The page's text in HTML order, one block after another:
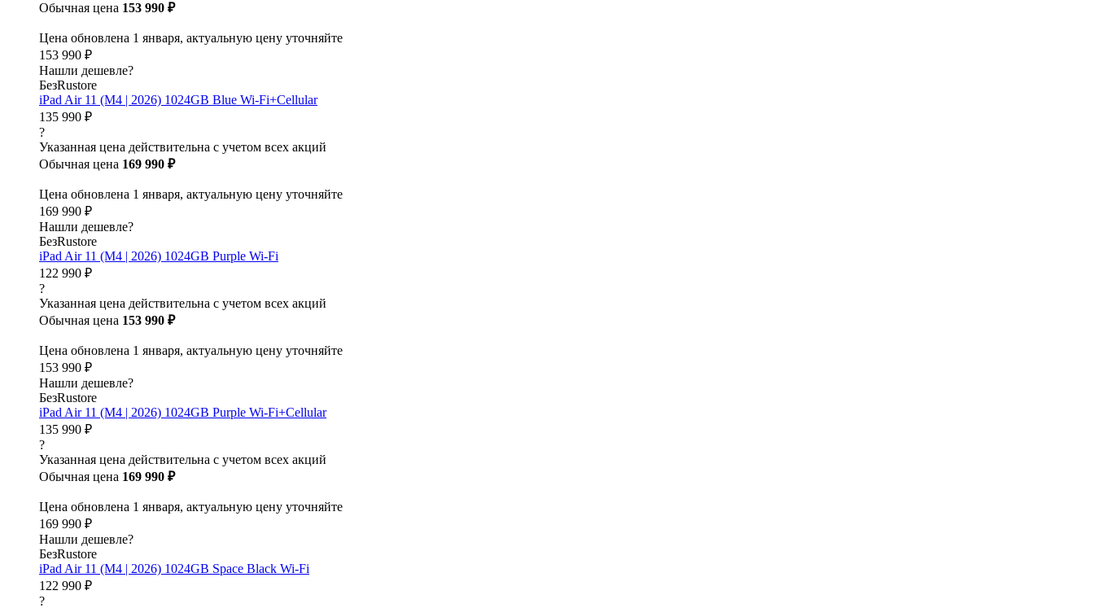
Обычная цена 153 990 ₽
Цена обновлена 1 января, актуальную цену уточняйте
153 990 ₽
Нашли дешевле?
БезRustore
iPad Air 11 (M4 | 2026) 1024GB Blue Wi-Fi+Cellular
135 990 ₽
?
Указанная цена действительна с учетом всех акций
Обычная цена 169 990 ₽
Цена обновлена 1 января, актуальную цену уточняйте
169 990 ₽
Нашли дешевле?
БезRustore
iPad Air 11 (M4 | 2026) 1024GB Purple Wi-Fi
122 990 ₽
?
Указанная цена действительна с учетом всех акций
Обычная цена 153 990 ₽
Цена обновлена 1 января, актуальную цену уточняйте
153 990 ₽
Нашли дешевле?
БезRustore
iPad Air 11 (M4 | 2026) 1024GB Purple Wi-Fi+Cellular
135 990 ₽
?
Указанная цена действительна с учетом всех акций
Обычная цена 169 990 ₽
Цена обновлена 1 января, актуальную цену уточняйте
169 990 ₽
Нашли дешевле?
БезRustore
iPad Air 11 (M4 | 2026) 1024GB Space Black Wi-Fi
122 990 ₽
?